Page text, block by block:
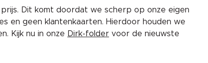
Dit komt doordat we scherp op onze eigen
en geen klantenkaarten. Hierdoor houden we
Kijk nu in onze Dirk-folder voor de nieuwste